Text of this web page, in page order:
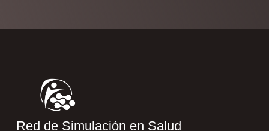
Red de Simulación en Salud